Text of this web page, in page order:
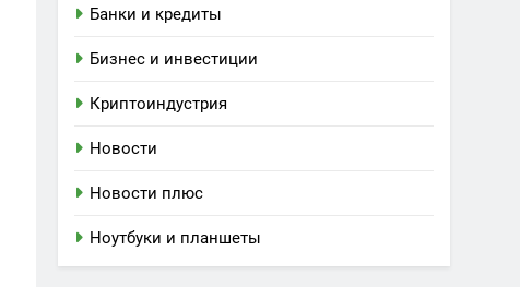
Банки и кредиты
Бизнес и инвестиции
Криптоиндустрия
Новости
Новости плюс
Ноутбуки и планшеты